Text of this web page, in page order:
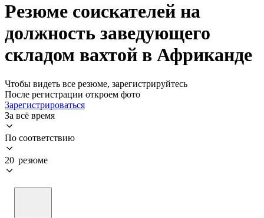
Резюме соискателей на
должность заведующего
складом вахтой в Африканде
Чтобы видеть все резюме, зарегистрируйтесь
После регистрации откроем фото
Зарегистрироваться
За всё время
По соответствию
20 резюме